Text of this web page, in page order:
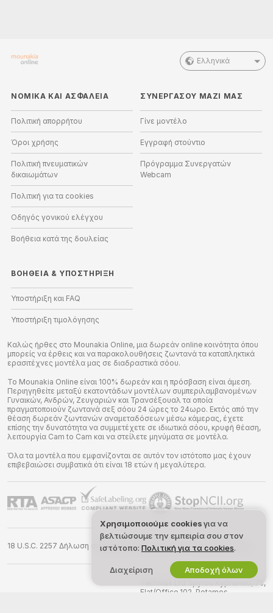
Ελληνικά
ΝΟΜΙΚΑ ΚΑΙ ΑΣΦΑΛΕΙΑ
Πολιτική απορρήτου
Όροι χρήσης
Πολιτική πνευματικών
δικαιωμάτων
Πολιτική για τα cookies
Οδηγός γονικού ελέγχου
Βοήθεια κατά της δουλείας
ΣΥΝΕΡΓΑΣΟΥ ΜΑΖΙ ΜΑΣ
Γίνε μοντέλο
Εγγραφή στούντιο
Πρόγραμμα Συνεργατών
Webcam
ΒΟΉΘΕΙΑ & ΥΠΟΣΤΉΡΙΞΗ
Υποστήριξη και FAQ
Υποστήριξη τιμολόγησης
Καλώς ήρθες στο Mounakia Online, μια δωρεάν online κοινότητα όπου
μπορείς να έρθεις και να παρακολουθήσεις ζωντανά τα καταπληκτικά
ερασιτέχνες μοντέλα μας σε διαδραστικά σόου.
Το Mounakia Online είναι 100% δωρεάν και η πρόσβαση είναι άμεση.
Περιηγηθείτε μεταξύ εκατοντάδων μοντέλων συμπεριλαμβανομένων
Γυναικών, Ανδρών, Ζευγαριών και Τρανσέξουαλ τα οποία
πραγματοποιούν ζωντανά σεξ σόου 24 ώρες το 24ωρο. Εκτός από την
θέαση δωρεάν ζωντανών αναμεταδόσεων μέσω κάμερας, έχετε
επίσης την δυνατότητα να συμμετέχετε σε ιδιωτικά σόου, κρυφή θέαση,
λειτουργία Cam to Cam και να στείλετε μηνύματα σε μοντέλα.
Όλα τα μοντέλα που εμφανίζονται σε αυτόν τον ιστότοπο μας έχουν
επιβεβαιώσει συμβατικά ότι είναι 18 ετών ή μεγαλύτερα.
18 U.S.C. 2257 Δήλωση συμμόρφωσης απαιτήσεων τήρησης αρχείων
Χρησιμοποιούμε cookiesγια να
βελτιώσουμε την εμπειρία σου στον
ιστότοπο: Πολιτική για τα cookies.
Διαχείριση Αποδοχή όλων